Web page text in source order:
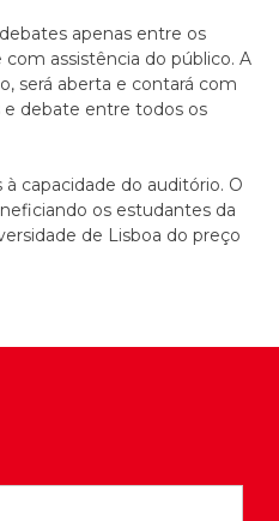
apenas entre os
assistência do público. A
será aberta e contará com
debate entre todos os
capacidade do auditório. O
os estudantes da
de Lisboa do preço